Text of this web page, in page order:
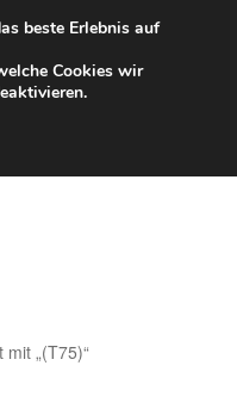
6 EUR
7465658
„(T75)“
beste Erlebnis auf
Cookies wir